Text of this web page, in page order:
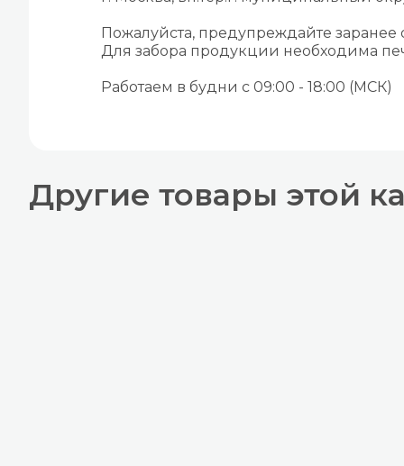
Пожалуйста, предупреждайте
Для забора продукции необходима
Работаем в будни с 09:00 - 18:00 (МСК)
Другие товары этой